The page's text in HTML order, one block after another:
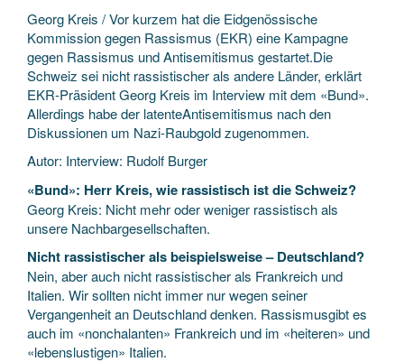
Georg Kreis / Vor kurzem hat die Eidgenössische
Kommission gegen Rassismus (EKR) eine Kampagne
gegen Rassismus und Antisemitismus gestartet.Die
Schweiz sei nicht rassistischer als andere Länder, erklärt
EKR-Präsident Georg Kreis im Interview mit dem «Bund».
Allerdings habe der latenteAntisemitismus nach den
Diskussionen um Nazi-Raubgold zugenommen.
Autor: Interview: Rudolf Burger
«Bund»: Herr Kreis, wie rassistisch ist die Schweiz?
Georg Kreis: Nicht mehr oder weniger rassistisch als
unsere Nachbargesellschaften.
Nicht rassistischer als beispielsweise – Deutschland?
Nein, aber auch nicht rassistischer als Frankreich und
Italien. Wir sollten nicht immer nur wegen seiner
Vergangenheit an Deutschland denken. Rassismusgibt es
auch im «nonchalanten» Frankreich und im «heiteren» und
«lebenslustigen» Italien.